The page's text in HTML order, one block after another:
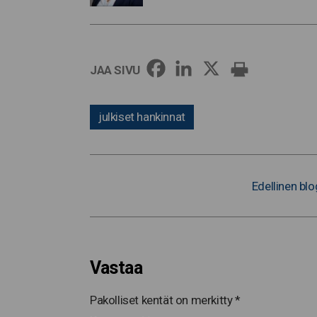
JAA SIVU
julkiset hankinnat
Edellinen
Vastaa
Pakolliset kentät on merkitty*